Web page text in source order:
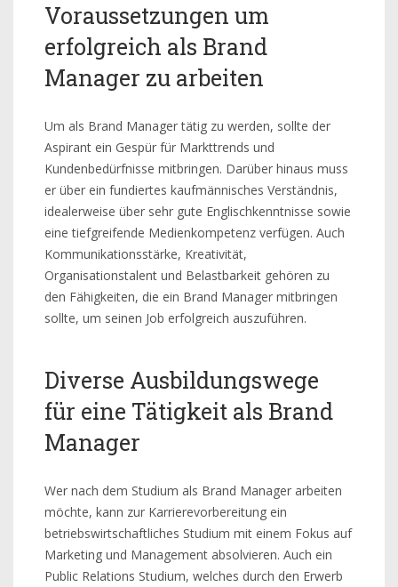
Voraussetzungen um
erfolgreich als Brand
Manager zu arbeiten
Um als Brand Manager tätig zu werden, sollte der
Aspirant ein Gespür für Markttrends und
Kundenbedürfnisse mitbringen. Darüber hinaus muss
er über ein fundiertes kaufmännisches Verständnis,
idealerweise über sehr gute Englischkenntnisse sowie
eine tiefgreifende Medienkompetenz verfügen. Auch
Kommunikationsstärke, Kreativität,
Organisationstalent und Belastbarkeit gehören zu
den Fähigkeiten, die ein Brand Manager mitbringen
sollte, um seinen Job erfolgreich auszuführen.
Diverse Ausbildungswege
für eine Tätigkeit als Brand
Manager
Wer nach dem Studium als Brand Manager arbeiten
möchte, kann zur Karrierevorbereitung ein
betriebswirtschaftliches Studium mit einem Fokus auf
Marketing und Management absolvieren. Auch ein
Public Relations Studium, welches durch den Erwerb